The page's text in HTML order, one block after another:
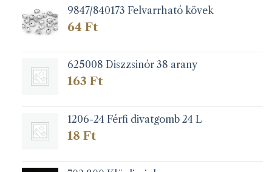
9847/840173 Felvarrható kövek
64 Ft
625008 Diszzsinór 38 arany
163 Ft
1206-24 Férfi divatgomb 24 L
18 Ft